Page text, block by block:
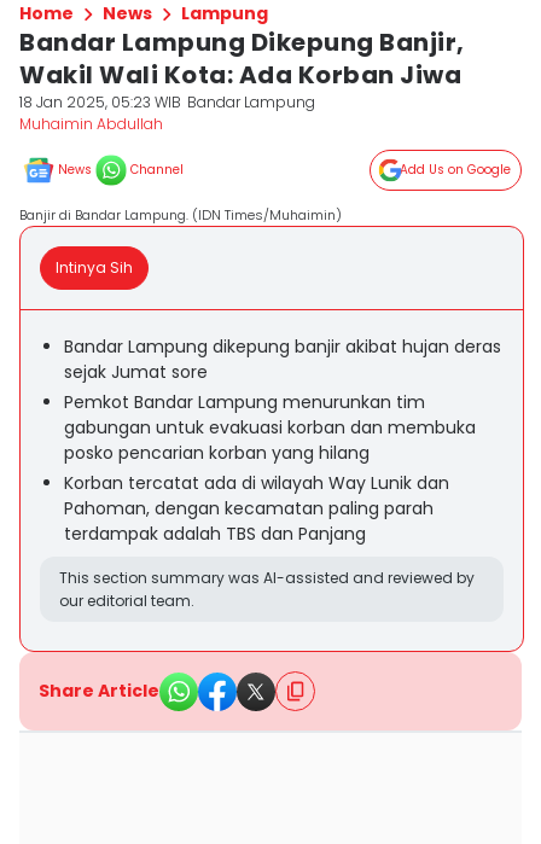
Home News Lampung
Bandar Lampung Dikepung Banjir,
Wakil Wali Kota: Ada Korban Jiwa
18 Jan 2025, 05:23 WIB Bandar Lampung
Muhaimin Abdullah
News Channel Add Us on Google
Banjir di Bandar Lampung. (IDN Times/Muhaimin)
Intinya Sih
Bandar Lampung dikepung banjir akibat hujan deras
sejak Jumat sore
Pemkot Bandar Lampung menurunkan tim
gabungan untuk evakuasi korban dan membuka
posko pencarian korban yang hilang
Korban tercatat ada di wilayah Way Lunik dan
Pahoman, dengan kecamatan paling parah
terdampak adalah TBS dan Panjang
This section summary was AI-assisted and reviewed by
our editorial team.
Share Article